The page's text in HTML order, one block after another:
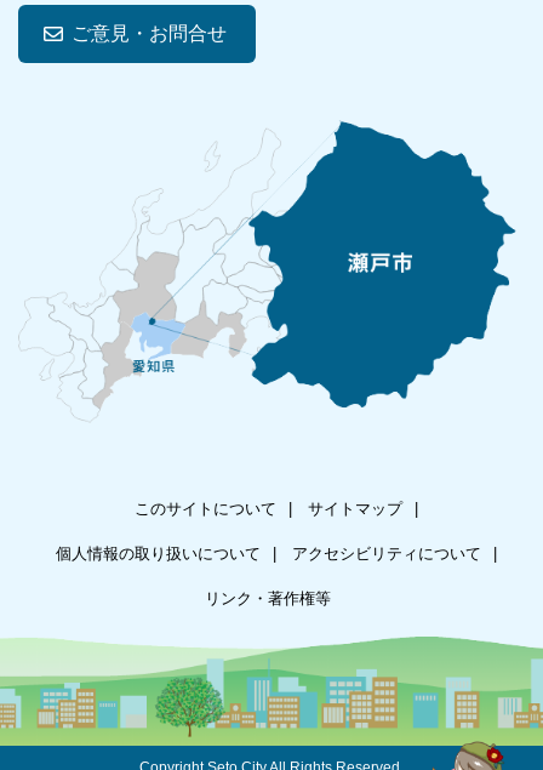
ご意見・お問合せ
このサイトについて サイトマップ
個人情報の取り扱いについて アクセシビリティについて
リンク・著作権等